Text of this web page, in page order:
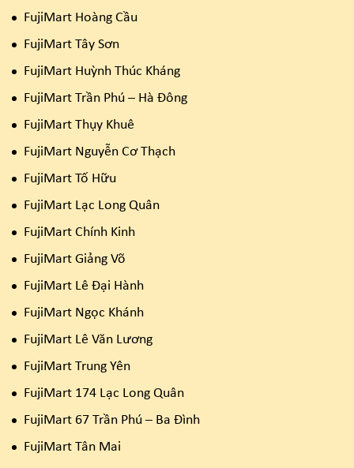
FujiMart Hoàng Cầu
FujiMart Tây Sơn
FujiMart Huỳnh Thúc Kháng
FujiMart Trần Phú – Hà Đông
FujiMart Thụy Khuê
FujiMart Nguyễn Cơ Thạch
FujiMart Tố Hữu
FujiMart Lạc Long Quân
FujiMart Chính Kinh
FujiMart Giảng Võ
FujiMart Lê Đại Hành
FujiMart Ngọc Khánh
FujiMart Lê Văn Lương
FujiMart Trung Yên
FujiMart 174 Lạc Long Quân
FujiMart 67 Trần Phú – Ba Đình
FujiMart Tân Mai